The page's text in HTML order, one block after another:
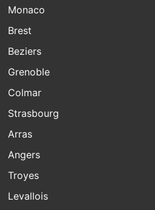
Monaco
Brest
Beziers
Grenoble
Colmar
Strasbourg
Arras
Angers
Troyes
Levallois